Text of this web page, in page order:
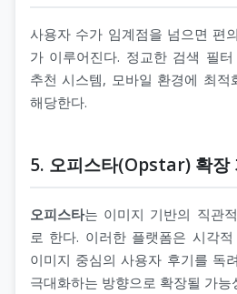
사용자 수가 임계점을 넘으면 편
가 이루어진다. 정교한 검색 필
추천 시스템, 모바일 환경에 최적
해당한다.
5. 오피스타(Opstar) 확장
오피스타는 이미지 기반의 직관
로 한다. 이러한 플랫폼은 시각
이미지 중심의 사용자 후기를 독
극대화하는 방향으로 확장될 가능